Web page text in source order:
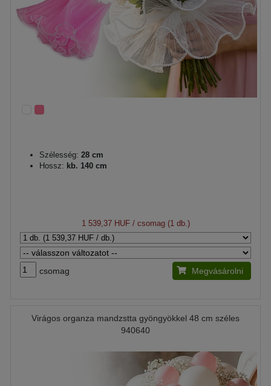
Szélesség: 28 cm
Hossz: kb. 140 cm
1 539,37 HUF/ csomag (1 db.)
csomag Megvásárolni
Virágos organza mandzstta gyöngyökkel 48 cm széles
940640